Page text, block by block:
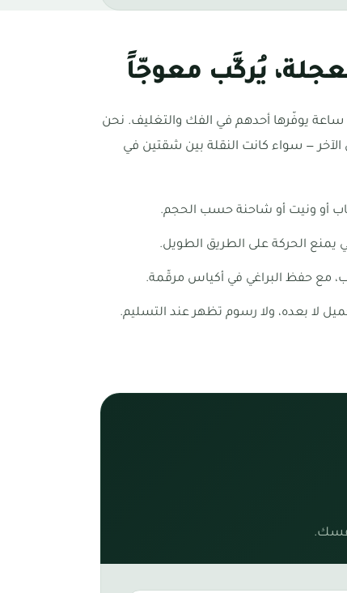
يُركَّب معوجّاً
يوفّرها أحدهم في الفك والتغليف. نحن
الآخر — سواء كانت النقلة بين شقتين في
أو ونيت أو شاحنة حسب الحجم.
يمنع الحركة على الطريق الطويل.
مع حفظ البراغي في أكياس مرقّمة.
لا بعده، ولا رسوم تظهر عند التسليم.